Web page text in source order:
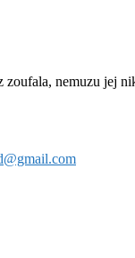
zoufala, nemuzu jej